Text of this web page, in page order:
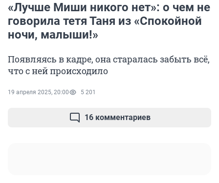
«Лучше Миши никого нет»: о чем не
говорила тетя Таня из «Спокойной
ночи, малыши!»
Появляясь в кадре, она старалась забыть всё,
что с ней происходило
19 апреля 2025, 20:00 5 201
16 комментариев